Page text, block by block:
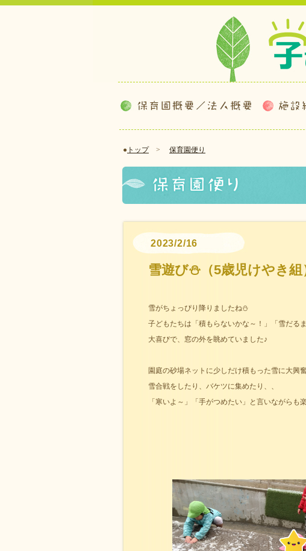
● トップ> 保育園便り
2023/2/16
雪遊び⛄（5歳児けやき組
雪がちょっぴり降りましたね⛄
子どもたちは「積もらないかな～！」「雪だる
大喜びで、窓の外を眺めていました♪
園庭の砂場ネットに少しだけ積もった雪に大興
雪合戦をしたり、バケツに集めたり、、
「寒いよ～」「手がつめたい」と言いながらも